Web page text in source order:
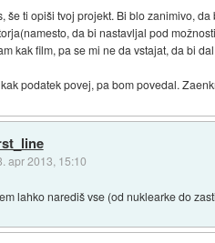
še ti opiši tvoj projekt. Bi blo zanimivo,
da bi nastavljal pod
kak film, pa se mi ne da vstajat, da bi
podatek povej, pa bom povedal.
apr 2013, 15:10
lahko narediš vse (od nuklearke do